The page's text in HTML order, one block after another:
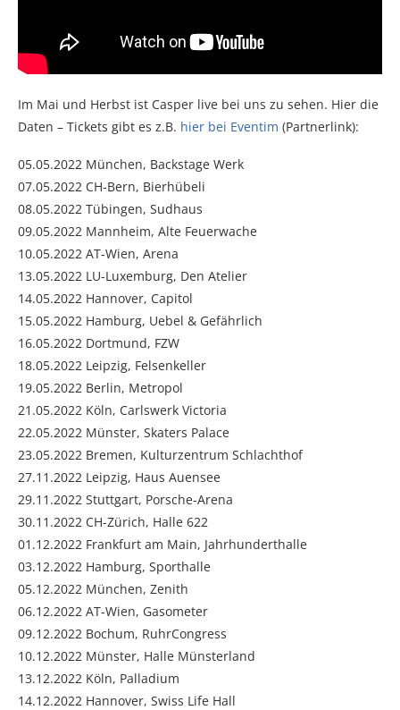
Im Mai und Herbst ist Casper live bei uns zu sehen. Hier die
Daten – Tickets gibt es z.B. hier bei Eventim (Partnerlink):
05.05.2022 München, Backstage Werk
07.05.2022 CH-Bern, Bierhübeli
08.05.2022 Tübingen, Sudhaus
09.05.2022 Mannheim, Alte Feuerwache
10.05.2022 AT-Wien, Arena
13.05.2022 LU-Luxemburg, Den Atelier
14.05.2022 Hannover, Capitol
15.05.2022 Hamburg, Uebel & Gefährlich
16.05.2022 Dortmund, FZW
18.05.2022 Leipzig, Felsenkeller
19.05.2022 Berlin, Metropol
21.05.2022 Köln, Carlswerk Victoria
22.05.2022 Münster, Skaters Palace
23.05.2022 Bremen, Kulturzentrum Schlachthof
27.11.2022 Leipzig, Haus Auensee
29.11.2022 Stuttgart, Porsche-Arena
30.11.2022 CH-Zürich, Halle 622
01.12.2022 Frankfurt am Main, Jahrhunderthalle
03.12.2022 Hamburg, Sporthalle
05.12.2022 München, Zenith
06.12.2022 AT-Wien, Gasometer
09.12.2022 Bochum, RuhrCongress
10.12.2022 Münster, Halle Münsterland
13.12.2022 Köln, Palladium
14.12.2022 Hannover, Swiss Life Hall